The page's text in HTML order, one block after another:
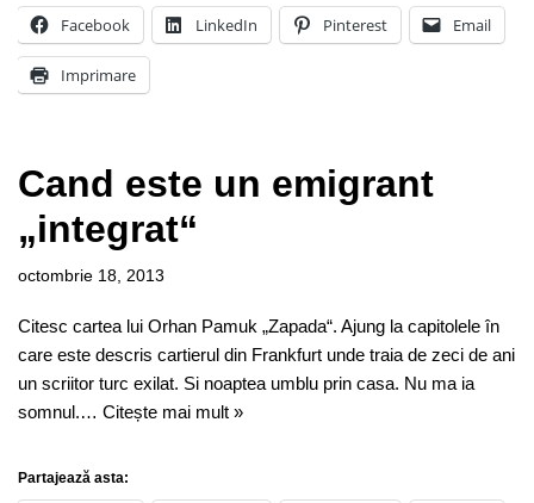
Facebook LinkedIn Pinterest Email
Imprimare
Cand este un emigrant
„integrat“
octombrie 18, 2013
Citesc cartea lui Orhan Pamuk „Zapada“. Ajung la capitolele în
care este descris cartierul din Frankfurt unde traia de zeci de ani
un scriitor turc exilat. Si noaptea umblu prin casa. Nu ma ia
somnul.… Citește mai mult »
Partajează asta: